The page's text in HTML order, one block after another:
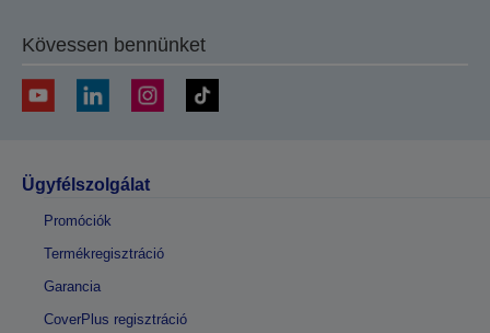
Kövessen bennünket
Ügyfélszolgálat
Promóciók
Termékregisztráció
Garancia
CoverPlus regisztráció